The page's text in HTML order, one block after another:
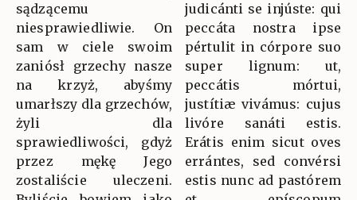
sądzącemu
niesprawiedliwie. On
sam w ciele swoim
zaniósł grzechy nasze
na krzyż, abyśmy
umarłszy dla grzechów,
żyli dla
sprawiedliwości, gdyż
przez mękę Jego
zostaliście uleczeni.
judicánti se injúste: qui
peccáta nostra ipse
pértulit in córpore suo
super lignum: ut,
peccátis mórtui,
justítiæ vivámus: cujus
livóre sanáti estis.
Erátis enim sicut oves
errántes, sed convérsi
estis nunc ad pastórem